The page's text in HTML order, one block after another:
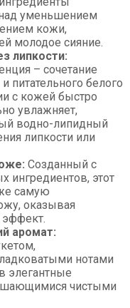
уменьшением
кожи,
молодое сияние.
липкости:
– сочетание
питательного белого
с кожей быстро
увлажняет,
водно-липидный
липкости или
Созданный с
ингредиентов, этот
самую
оказывая
аромат:
нотами
элегантные
чистыми